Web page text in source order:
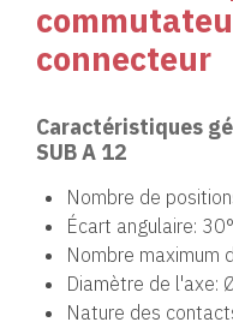
connecteur
Caractéristiques
SUB A 12
Nombre de
Écart angulaire:
Nombre maximum
Diamètre de l'axe:
Nature des